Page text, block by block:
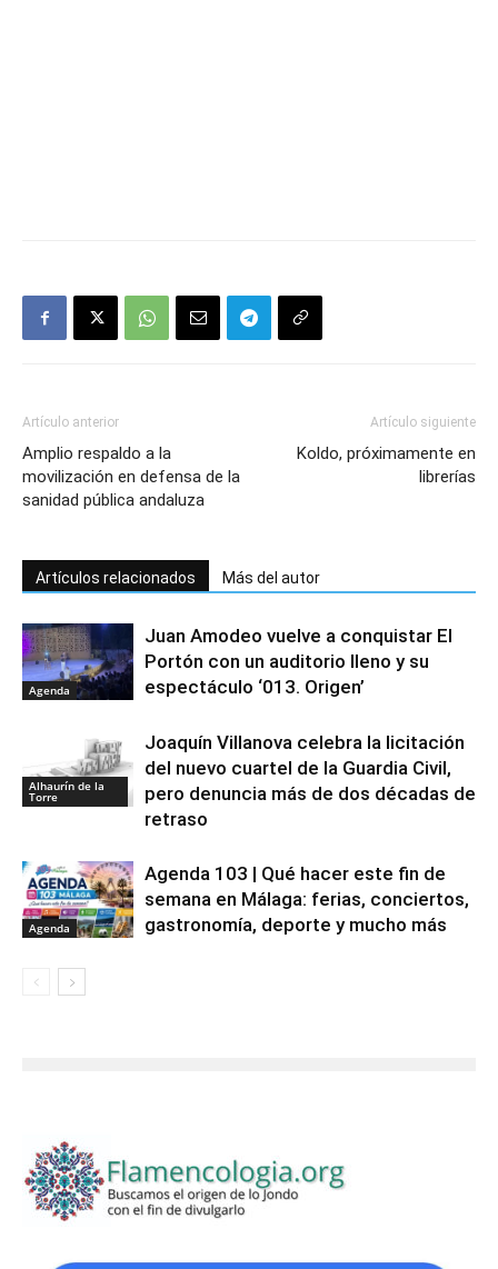
Artículo anterior
Amplio respaldo a la
movilización en defensa de la
sanidad pública andaluza
Artículo siguiente
Koldo, próximamente en
librerías
Artículos relacionados Más del autor
Agenda
Juan Amodeo vuelve a conquistar El
Portón con un auditorio lleno y su
espectáculo ‘013. Origen’
Alhaurín de la
Torre
Joaquín Villanova celebra la licitación
del nuevo cuartel de la Guardia Civil,
pero denuncia más de dos décadas de
retraso
Agenda
Agenda 103 | Qué hacer este fin de
semana en Málaga: ferias, conciertos,
gastronomía, deporte y mucho más